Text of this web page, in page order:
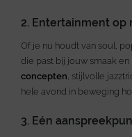
2. Entertainment op
Of je nu houdt van soul,
die past bij jouw smaak en
concepten , stijlvolle
hele avond in beweging
3. Eén